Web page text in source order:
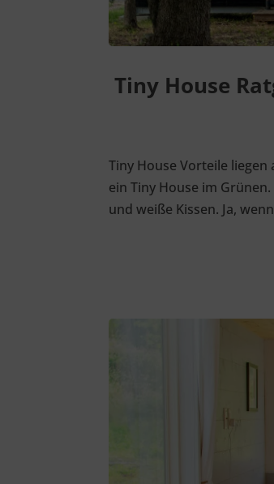
Tiny House
Tiny House Vorteile
ein Tiny House im
und weiße Kissen. Ja,